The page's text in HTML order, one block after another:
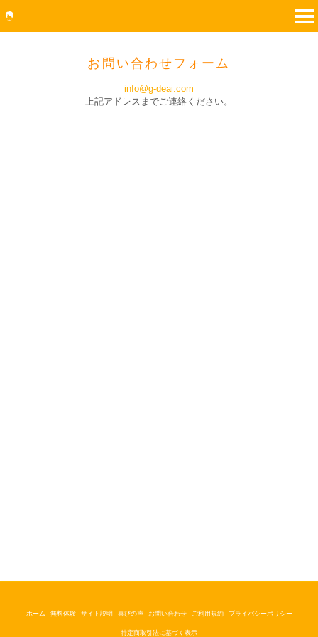
お問い合わせフォーム
info@g-deai.com
上記アドレスまでご連絡ください。
ホーム 無料体験 サイト説明 喜びの声 お問い合わせ ご利用規約 プライバシーポリシー
特定商取引法に基づく表示